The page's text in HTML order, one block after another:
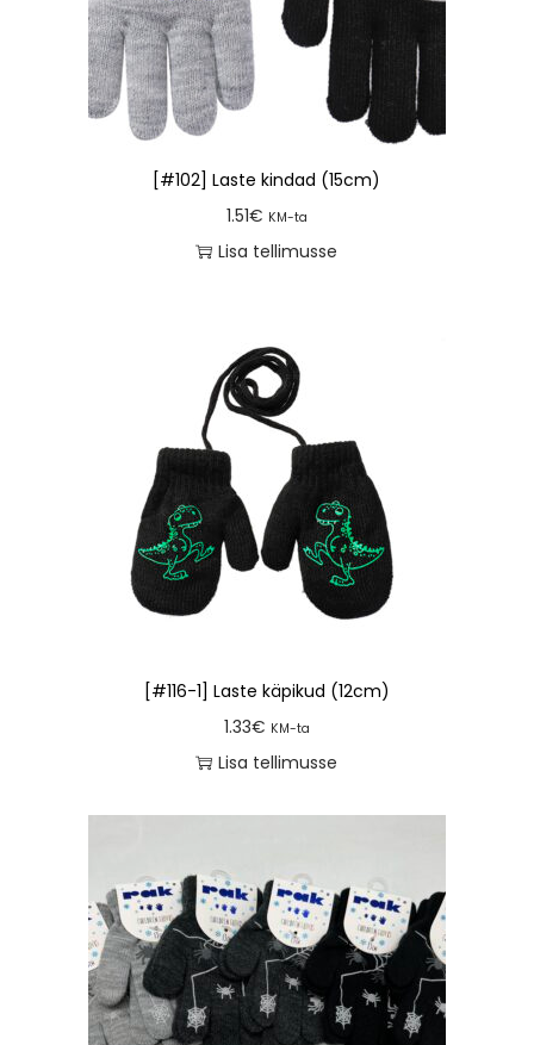
[#102] Laste kindad (15cm)
1.51€ KM-ta
Lisa tellimusse
[#116-1] Laste käpikud (12cm)
1.33€ KM-ta
Lisa tellimusse